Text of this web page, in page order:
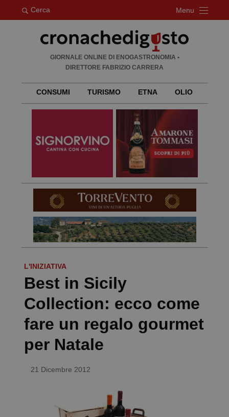
Cerca Menu
per:
GIORNALE ONLINE DI ENOGASTRONOMIA •
DIRETTORE FABRIZIO CARRERA
CONSUMI TURISMO ETNA OLIO
L'INIZIATIVA
Best in Sicily
Collection: ecco come
fare un regalo gourmet
per Natale
21 Dicembre 2012